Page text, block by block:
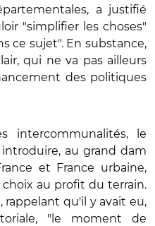
a justifié
"simplifier les choses"
ce sujet". En substance,
qui ne va pas ailleurs
des politiques
intercommunalités, le
au grand dam
et France urbaine,
au profit du terrain.
rappelant qu'il y avait eu,
"le moment de